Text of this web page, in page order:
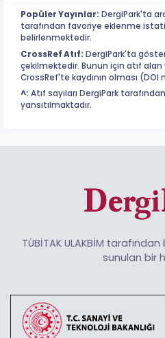
Popüler Yayınlar: DergiPark'ta
tarafından favoriye eklenme
belirlenmektedir.
CrossRef Atıf: DergiPark'ta
çekilmektedir. Bunun için atıf
CrossRef'te kaydının olması
^: Atıf sayıları DergiPark
yansıtılmaktadır.
TÜBİTAK ULAKBİM
sunulan bir